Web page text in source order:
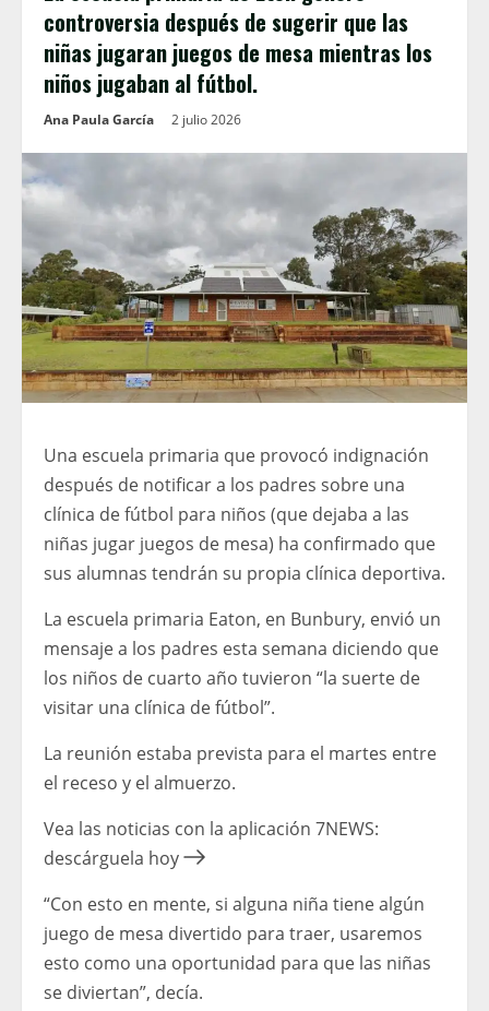
controversia después de sugerir que las
niñas jugaran juegos de mesa mientras los
niños jugaban al fútbol.
Ana Paula García 2 julio 2026
Una escuela primaria que provocó indignación
después de notificar a los padres sobre una
clínica de fútbol para niños (que dejaba a las
niñas jugar juegos de mesa) ha confirmado que
sus alumnas tendrán su propia clínica deportiva.
La escuela primaria Eaton, en Bunbury, envió un
mensaje a los padres esta semana diciendo que
los niños de cuarto año tuvieron “la suerte de
visitar una clínica de fútbol”.
La reunión estaba prevista para el martes entre
el receso y el almuerzo.
Vea las noticias con la aplicación 7NEWS:
descárguela hoy
“Con esto en mente, si alguna niña tiene algún
juego de mesa divertido para traer, usaremos
esto como una oportunidad para que las niñas
se diviertan”, decía.